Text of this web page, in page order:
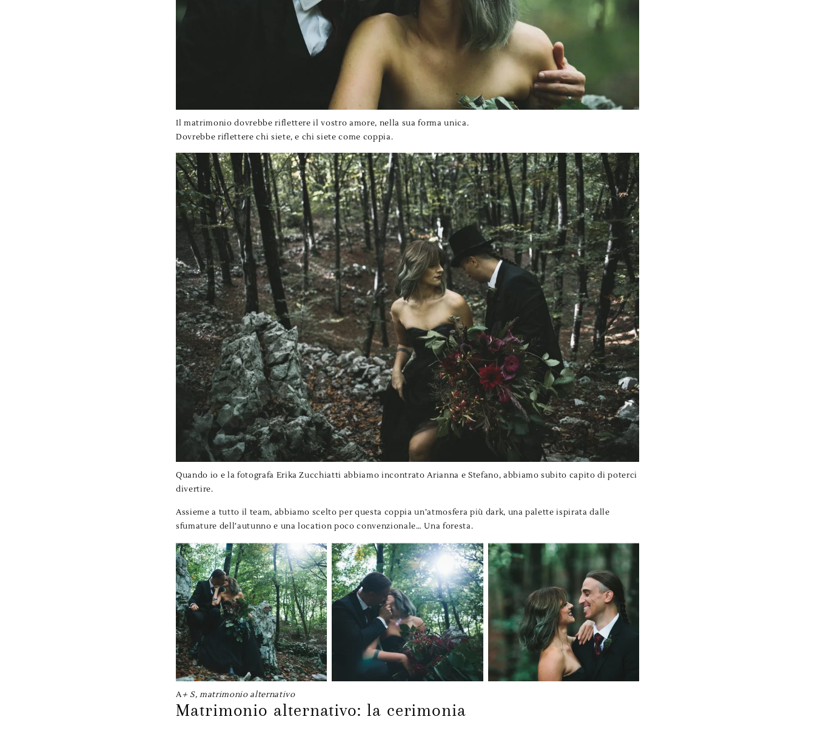
Il matrimonio dovrebbe riflettere il vostro amore, nella sua forma unica.
Dovrebbe riflettere chi siete, e chi siete come coppia.
Quando io e la fotografa Erika Zucchiatti abbiamo incontrato Arianna e Stefano, abbiamo subito capito di poterci
divertire.
Assieme a tutto il team, abbiamo scelto per questa coppia un’atmosfera più dark, una palette ispirata dalle
sfumature dell’autunno e una location poco convenzionale… Una foresta.
A+ S, matrimonio alternativo
Matrimonio alternativo: la cerimonia